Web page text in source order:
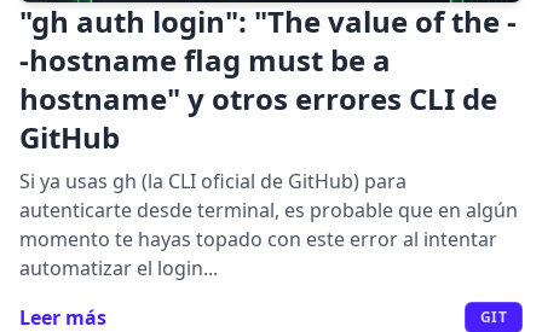
"gh auth login": "The value of the -
-hostname flag must be a
hostname" y otros errores CLI de
GitHub
Si ya usas gh (la CLI oficial de GitHub) para
autenticarte desde terminal, es probable que en algún
momento te hayas topado con este error al intentar
automatizar el login...
Leer más
GIT